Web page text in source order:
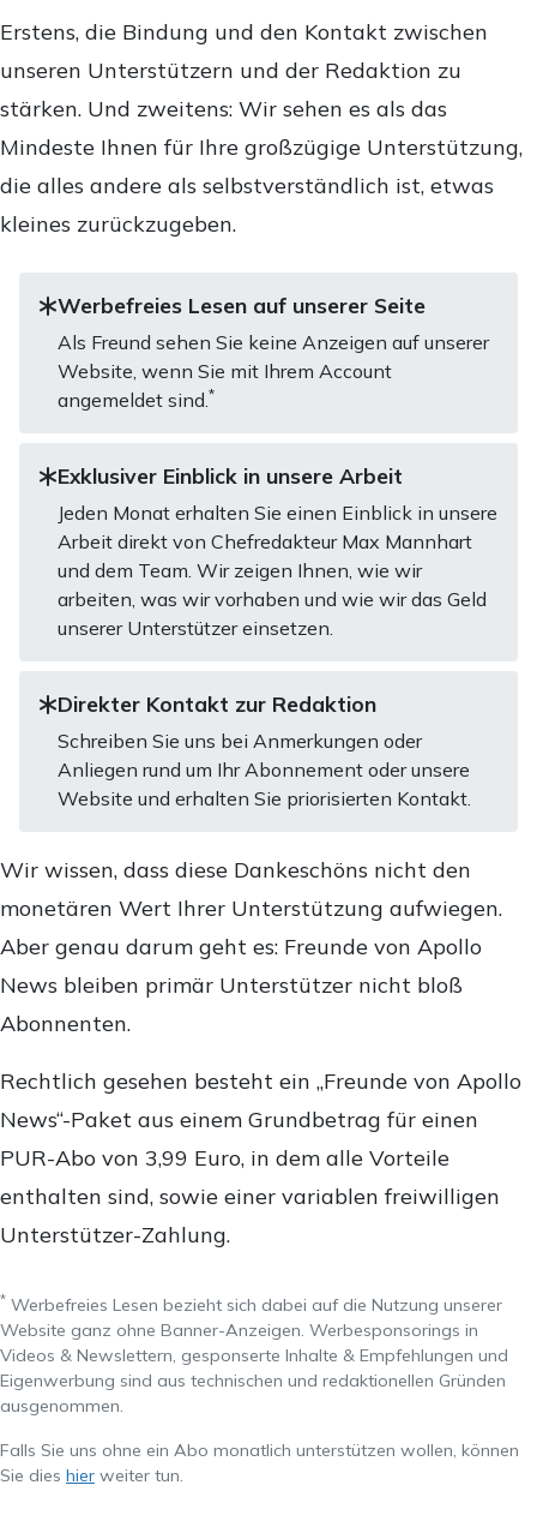
Erstens, die Bindung und den Kontakt zwischen
unseren Unterstützern und der Redaktion zu
stärken. Und zweitens: Wir sehen es als das
Mindeste Ihnen für Ihre großzügige Unterstützung,
die alles andere als selbstverständlich ist, etwas
kleines zurückzugeben.
Werbefreies Lesen auf unserer Seite
Als Freund sehen Sie keine Anzeigen auf unserer
Website, wenn Sie mit Ihrem Account
angemeldet sind.*
Exklusiver Einblick in unsere Arbeit
Jeden Monat erhalten Sie einen Einblick in unsere
Arbeit direkt von Chefredakteur Max Mannhart
und dem Team. Wir zeigen Ihnen, wie wir
arbeiten, was wir vorhaben und wie wir das Geld
unserer Unterstützer einsetzen.
Direkter Kontakt zur Redaktion
Schreiben Sie uns bei Anmerkungen oder
Anliegen rund um Ihr Abonnement oder unsere
Website und erhalten Sie priorisierten Kontakt.
Wir wissen, dass diese Dankeschöns nicht den
monetären Wert Ihrer Unterstützung aufwiegen.
Aber genau darum geht es: Freunde von Apollo
News bleiben primär Unterstützer nicht bloß
Abonnenten.
Rechtlich gesehen besteht ein „Freunde von Apollo
News“-Paket aus einem Grundbetrag für einen
PUR-Abo von 3,99 Euro, in dem alle Vorteile
enthalten sind, sowie einer variablen freiwilligen
Unterstützer-Zahlung.
* Werbefreies Lesen bezieht sich dabei auf die Nutzung unserer
Website ganz ohne Banner-Anzeigen. Werbesponsorings in
Videos & Newslettern, gesponserte Inhalte & Empfehlungen und
Eigenwerbung sind aus technischen und redaktionellen Gründen
ausgenommen.
Falls Sie uns ohne ein Abo monatlich unterstützen wollen, können
Sie dies hier weiter tun.